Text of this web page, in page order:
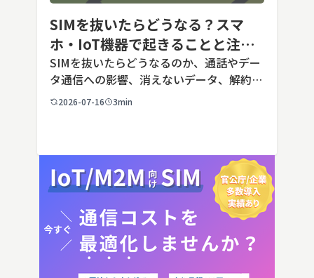
SIMを抜いたらどうなる？スマ
ホ・IoT機器で起きることと注意
点を解説
SIMを抜いたらどうなるのか、通話やデー
タ通信への影響、消えないデータ、解約や
端末譲渡時の注意点を整理。さらに法人・
2026-07-16 3min